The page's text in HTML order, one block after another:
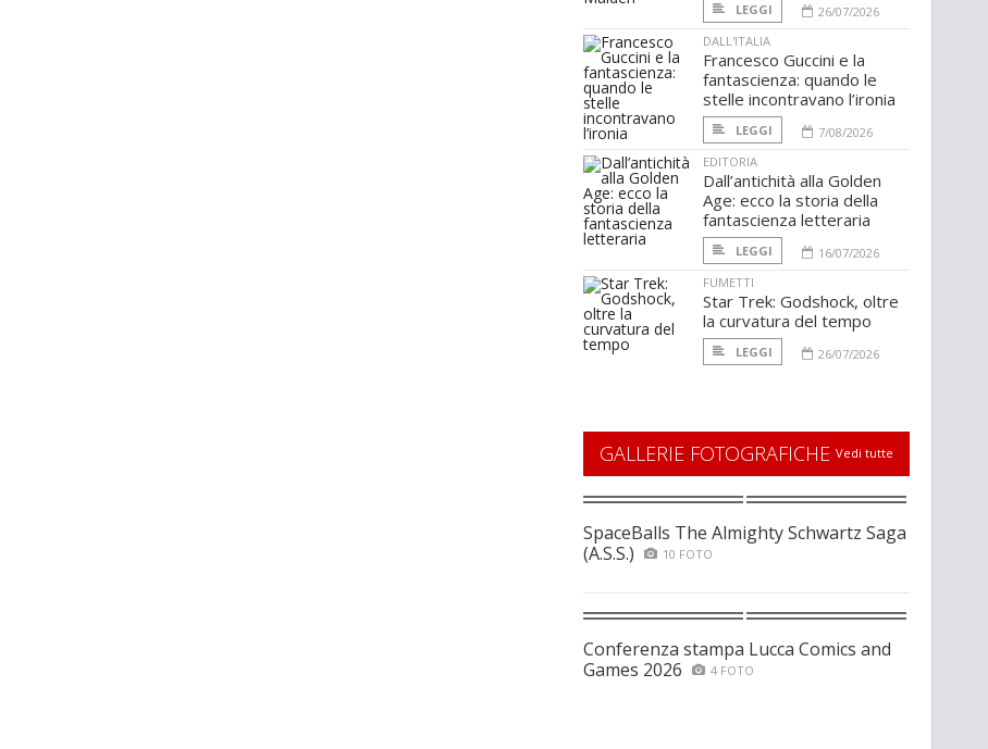
LEGGI
26/07/2026
DALL'ITALIA
Francesco Guccini e la
fantascienza: quando le
stelle incontravano l’ironia
LEGGI
7/08/2026
EDITORIA
Dall’antichità alla Golden
Age: ecco la storia della
fantascienza letteraria
LEGGI
16/07/2026
FUMETTI
Star Trek: Godshock, oltre
la curvatura del tempo
LEGGI 26/07/2026
GALLERIE FOTOGRAFICHE Vedi tutte
SpaceBalls The Almighty Schwartz Saga
(A.S.S.)
10 FOTO
Conferenza stampa Lucca Comics and
Games 2026
4 FOTO